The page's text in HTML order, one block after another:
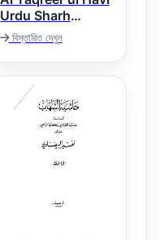
Urdu Sharh
Tafseer ul Baizavi
التقریر الحاوی
বিস্তারিত দেখুন